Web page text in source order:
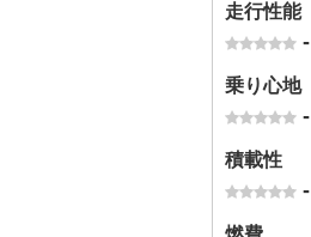
走行性能
-
乗り心地
-
積載性
-